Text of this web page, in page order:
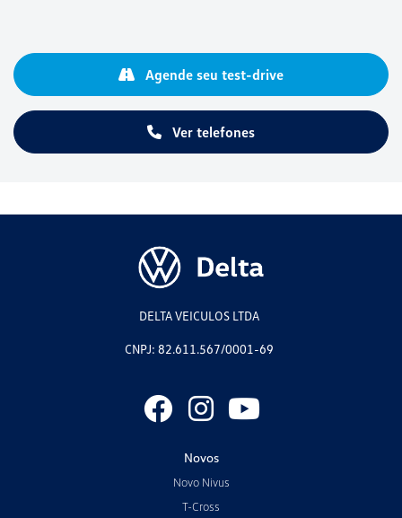
Ver telefones
Agende seu test-drive
DELTA VEICULOS LTDA
CNPJ: 82.611.567/0001-69
Novos
Novo Nivus
T-Cross